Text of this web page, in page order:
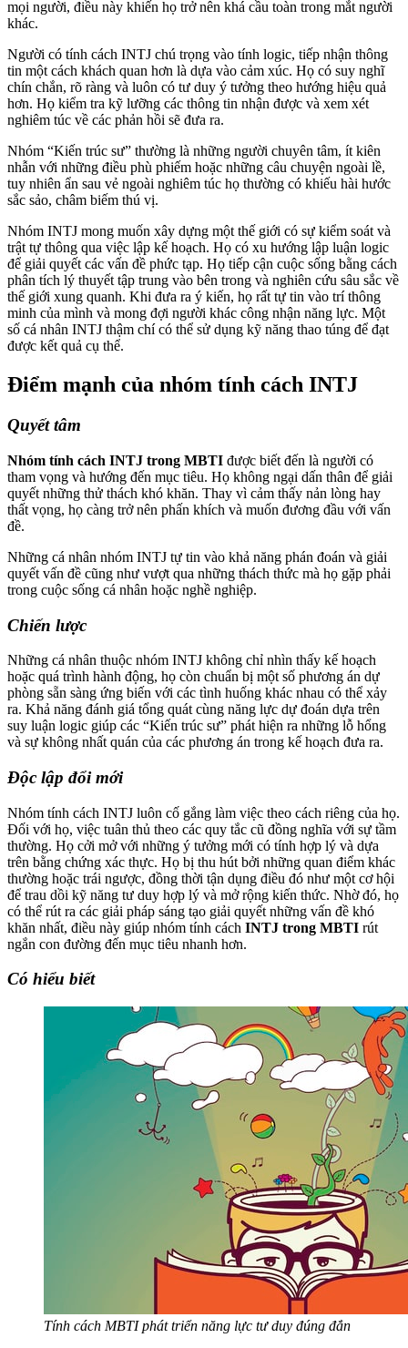
mọi người, điều này khiến họ trở nên khá cầu toàn trong mắt người
khác.
Người có tính cách INTJ chú trọng vào tính logic, tiếp nhận thông
tin một cách khách quan hơn là dựa vào cảm xúc. Họ có suy nghĩ
chín chắn, rõ ràng và luôn có tư duy ý tưởng theo hướng hiệu quả
hơn. Họ kiểm tra kỹ lưỡng các thông tin nhận được và xem xét
nghiêm túc về các phản hồi sẽ đưa ra.
Nhóm “Kiến trúc sư” thường là những người chuyên tâm, ít kiên
nhẫn với những điều phù phiếm hoặc những câu chuyện ngoài lề,
tuy nhiên ẩn sau vẻ ngoài nghiêm túc họ thường có khiếu hài hước
sắc sảo, châm biếm thú vị.
Nhóm INTJ mong muốn xây dựng một thế giới có sự kiểm soát và
trật tự thông qua việc lập kế hoạch. Họ có xu hướng lập luận logic
để giải quyết các vấn đề phức tạp. Họ tiếp cận cuộc sống bằng cách
phân tích lý thuyết tập trung vào bên trong và nghiên cứu sâu sắc về
thế giới xung quanh. Khi đưa ra ý kiến, họ rất tự tin vào trí thông
minh của mình và mong đợi người khác công nhận năng lực. Một
số cá nhân INTJ thậm chí có thể sử dụng kỹ năng thao túng để đạt
được kết quả cụ thể.
Điểm mạnh của nhóm tính cách INTJ
Quyết tâm
Nhóm tính cách INTJ trong MBTI được biết đến là người có
tham vọng và hướng đến mục tiêu. Họ không ngại dấn thân để giải
quyết những thử thách khó khăn. Thay vì cảm thấy nản lòng hay
thất vọng, họ càng trở nên phấn khích và muốn đương đầu với vấn
đề.
Những cá nhân nhóm INTJ tự tin vào khả năng phán đoán và giải
quyết vấn đề cũng như vượt qua những thách thức mà họ gặp phải
trong cuộc sống cá nhân hoặc nghề nghiệp.
Chiến lược
Những cá nhân thuộc nhóm INTJ không chỉ nhìn thấy kế hoạch
hoặc quá trình hành động, họ còn chuẩn bị một số phương án dự
phòng sẵn sàng ứng biến với các tình huống khác nhau có thể xảy
ra. Khả năng đánh giá tổng quát cùng năng lực dự đoán dựa trên
suy luận logic giúp các “Kiến trúc sư” phát hiện ra những lỗ hổng
và sự không nhất quán của các phương án trong kế hoạch đưa ra.
Độc lập đổi mới
Nhóm tính cách INTJ luôn cố gắng làm việc theo cách riêng của họ.
Đối với họ, việc tuân thủ theo các quy tắc cũ đồng nghĩa với sự tầm
thường. Họ cởi mở với những ý tưởng mới có tính hợp lý và dựa
trên bằng chứng xác thực. Họ bị thu hút bởi những quan điểm khác
thường hoặc trái ngược, đồng thời tận dụng điều đó như một cơ hội
để trau dồi kỹ năng tư duy hợp lý và mở rộng kiến ​​thức. Nhờ đó, họ
có thể rút ra các giải pháp sáng tạo giải quyết những vấn đề khó
khăn nhất, điều này giúp nhóm tính cách INTJ trong MBTI rút
ngắn con đường đến mục tiêu nhanh hơn.
Có hiểu biết
Tính cách MBTI phát triển năng lực tư duy đúng đắn